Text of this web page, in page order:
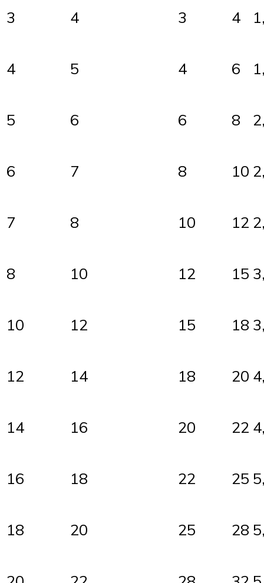
3 4 3 4
4 5 4 6
5 6 6 8
6 7 8 10
7 8 10 12
8 10 12 15
10 12 15 18
12 14 18 20
14 16 20 22
16 18 22 25
18 20 25 28